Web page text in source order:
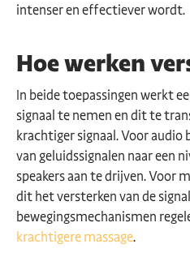
intenser en effectiever wordt.
Hoe werken
In beide toepassingen werkt
signaal te nemen en dit te
krachtiger signaal. Voor
van geluidssignalen naar een
speakers aan te drijven. Voor
dit het versterken van de
bewegingsmechanismen
krachtigere massage.